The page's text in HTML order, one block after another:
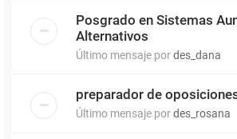
Posgrado en Sistemas
Alternativos
Último mensaje pordes_dana
preparador de
Último mensaje pordes_rosana